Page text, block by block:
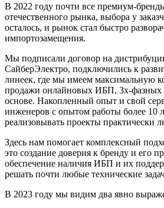
В 2022 году почти все премиум-
отечественного рынка, выбора у
осталось, и рынок стал быстро
импортозамещения.
Мы подписали договор на
СайберЭлектро, подключились к
линеек, где мы имеем максимальную
продажи онлайновых ИБП, 3х-
основе. Накопленный опыт и свой
инженеров с опытом работы более 10
реализовывать проекты практически
Здесь нам помогает комплексный
это создание доверия к бренду и его
обеспечение наличия ИБП и их
решать почти любые технические
В 2023 году мы видим два явно